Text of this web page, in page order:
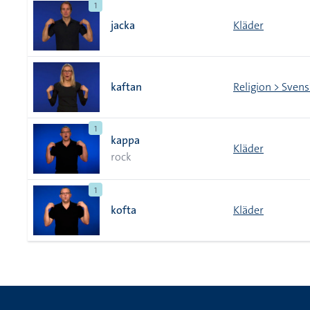
1
jacka Kläder
kaftan Religion >
1
kappa
rock
Kläder
1
kofta Kläder